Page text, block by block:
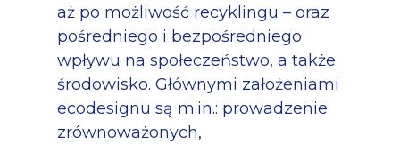
aż po możliwość recyklingu – oraz
pośredniego i bezpośredniego
wpływu na społeczeństwo, a także
środowisko. Głównymi założeniami
ecodesignu są m.in.: prowadzenie
zrównoważonych,